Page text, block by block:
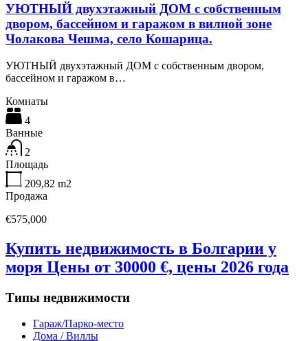
УЮТНЫЙ двухэтажный ДОМ с собственным
двором, бассейном и гаражом в вилной зоне
Чолакова Чешма, село Кошарица.
УЮТНЫЙ двухэтажный ДОМ с собственным двором,
бассейном и гаражом в…
Комнаты
4
Ванные
2
Площадь
209,82 m2
Продажа
€575,000
Купить недвижимость в Болгарии у
моря Цены от 30000 €, цены 2026 года
Типы недвижимости
Гараж/Парко-место
Дома / Виллы